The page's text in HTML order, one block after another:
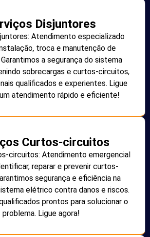
Disjuntores
Atendimento especializado
troca e manutenção de
a segurança do sistema
sobrecargas e curtos-circuitos,
qualificados e experientes. Ligue
atendimento rápido e eficiente!
Curtos-circuitos
circuitos: Atendimento emergencial
reparar e prevenir curtos-
segurança e eficiência na
elétrico contra danos e riscos.
prontos para solucionar o
problema. Ligue agora!